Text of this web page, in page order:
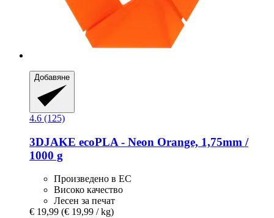
Добавяне
4.6 (125)
3DJAKE ecoPLA -​ Neon Orange, 1,75mm /
1000 g
Произведено в ЕС
Високо качество
Лесен за печат
€ 19,99 (€ 19,99 / kg)